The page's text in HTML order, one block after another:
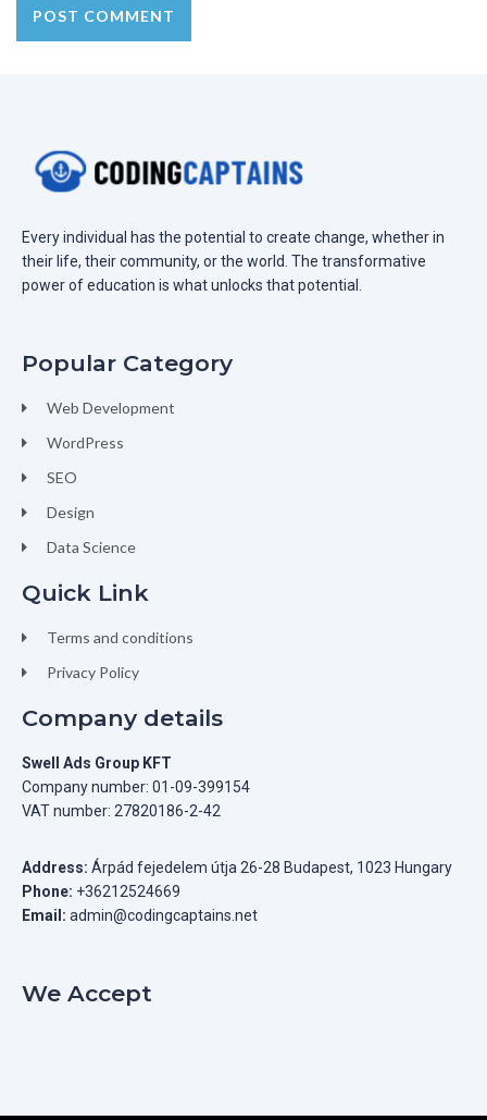
Every individual has the potential to create change, whether in
their life, their community, or the world. The transformative
power of education is what unlocks that potential.
Popular Category
Web Development
WordPress
SEO
Design
Data Science
Quick Link
Terms and conditions
Privacy Policy
Company details
Swell Ads Group KFT
Company number: 01-09-399154
VAT number: 27820186-2-42
Address: Árpád fejedelem útja 26-28 Budapest, 1023 Hungary
Phone: +36212524669
Email: admin@codingcaptains.net
We Accept